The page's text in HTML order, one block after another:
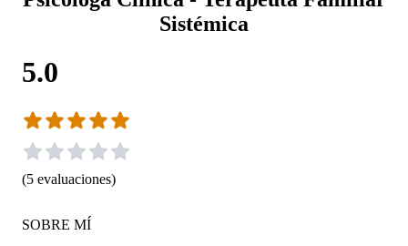
Sistémica
5.0
(5 evaluaciones)
SOBRE MÍ